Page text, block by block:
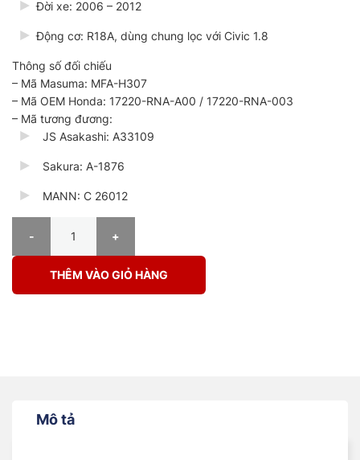
Đời xe: 2006 – 2012
Động cơ: R18A, dùng chung lọc với Civic 1.8
Thông số đối chiếu
– Mã Masuma: MFA-H307
– Mã OEM Honda: 17220-RNA-A00 / 17220-RNA-003
– Mã tương đương:
JS Asakashi: A33109
Sakura: A-1876
MANN: C 26012
THÊM VÀO GIỎ HÀNG
Mô tả